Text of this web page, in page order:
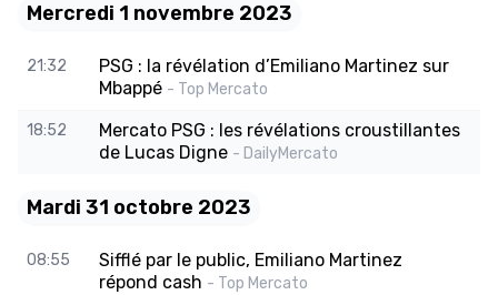
Mercredi 1 novembre 2023
21:32
PSG : la révélation d’Emiliano Martinez sur
Mbappé - Top Mercato
18:52
Mercato PSG : les révélations croustillantes
de Lucas Digne - DailyMercato
Mardi 31 octobre 2023
08:55
Sifflé par le public, Emiliano Martinez
répond cash - Top Mercato